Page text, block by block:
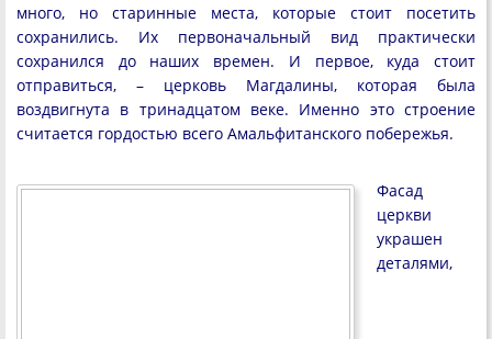
много, но старинные места, которые стоит посетить
сохранились. Их первоначальный вид практически
сохранился до наших времен. И первое, куда стоит
отправиться, – церковь Магдалины, которая была
воздвигнута в тринадцатом веке. Именно это строение
считается гордостью всего Амальфитанского побережья.
Фасад
церкви
украшен
деталями,